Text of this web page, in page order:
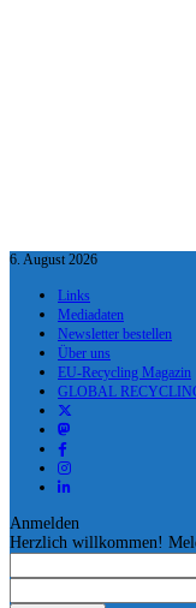
6. August 2026
Links
Mediadaten
Newsletter bestellen
Über uns
EU-Recycling Magazin
GLOBAL
Anmelden
Herzlich willkommen!